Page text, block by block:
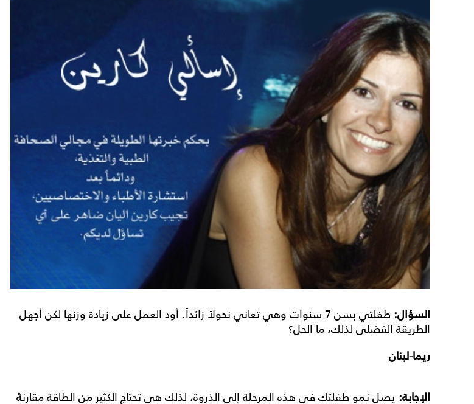
السؤال:
طفلتي بسن 7 سنوات وهي تعاني نحولاً زائداً. أود العمل على زيادة وزنها لكن أجهل
الطريقة الفضلى لذلك، ما الحل؟
ريما-لبنان
الإجابة: يصل نمو طفلتك في هذه المرحلة إلى الذروة، لذلك هي تحتاج الكثير من الطاقة مقارنةً